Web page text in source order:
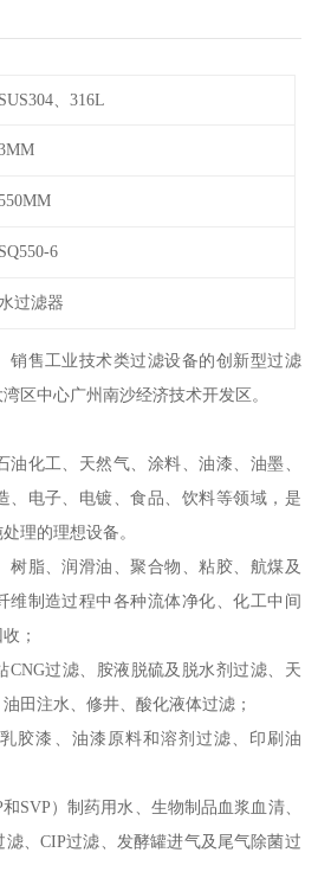
SUS304、316L
SQ550-6
水过滤器
销售工业技术类过滤设备的创新型过滤
区中心广州南沙经济技术开发区。
化工、天然气、涂料、油漆、油墨、
、电子、电镀、食品、饮料等领域，是
理的理想设备。
树脂、润滑油、聚合物、粘胶、航煤及
维制造过程中各种流体净化、化工中间
；
CNG过滤、胺液脱硫及脱水剂过滤、天
田注水、修井、酸化液体过滤；
胶漆、油漆原料和溶剂过滤、印刷油
SVP）制药用水、生物制品血浆血清、
、CIP过滤、发酵罐进气及尾气除菌过